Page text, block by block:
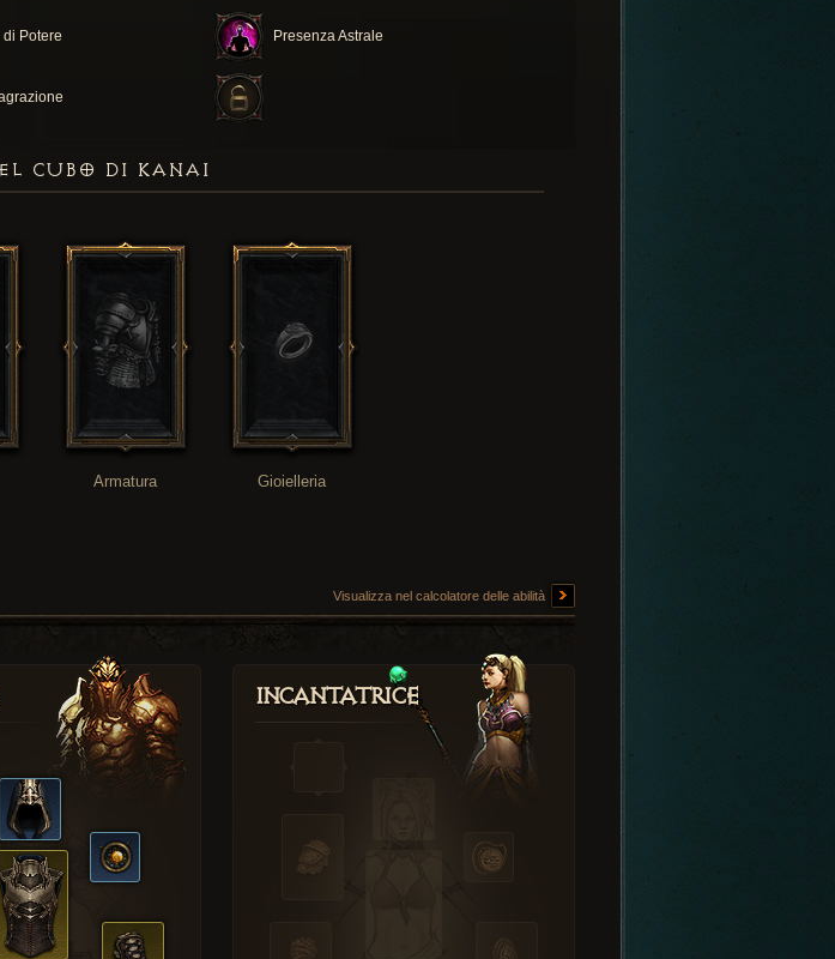
Potere Presenza Astrale
CUBO DI KANAI
Armatura Gioielleria
Visualizza nel calcolatore delle abilità
Incantatrice